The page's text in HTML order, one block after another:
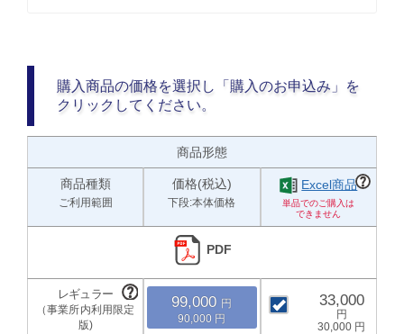
購入商品の価格を選択し「購入のお申込み」を
クリックしてください。
商品形態
商品種類
ご利用範囲
価格(税込)
下段:本体価格
Excel商品
PDF
99,000
90,000
33,000
30,000